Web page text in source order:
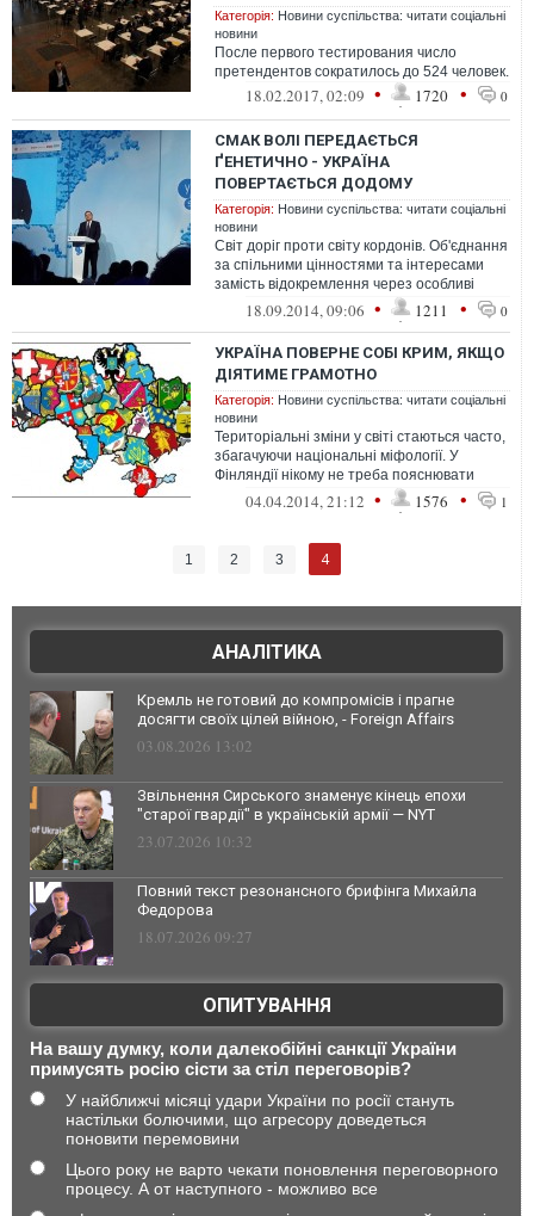
Категорія: Новини суспільства: читати соціальні
новини
После первого тестирования число
претендентов сократилось до 524 человек.
18.02.2017, 02:09 • 1720 • 0
СМАК ВОЛІ ПЕРЕДАЄТЬСЯ
ҐЕНЕТИЧНО - УКРАЇНА
ПОВЕРТАЄТЬСЯ ДОДОМУ
Категорія: Новини суспільства: читати соціальні
новини
Світ доріг проти світу кордонів. Об'єднання
за спільними цінностями та інтересами
замість відокремлення через особливі
цінності та інтереси. Нас з вам...
18.09.2014, 09:06 • 1211 • 0
УКРАЇНА ПОВЕРНЕ СОБІ КРИМ, ЯКЩО
ДІЯТИМЕ ГРАМОТНО
Категорія: Новини суспільства: читати соціальні
новини
Територіальні зміни у світі стаються часто,
збагачуючи національні міфології. У
Фінляндії нікому не треба пояснювати
жартівливу рекламу пива «Ка...
04.04.2014, 21:12 • 1576 • 1
1 2 3 4
АНАЛІТИКА
Кремль не готовий до компромісів і прагне
досягти своїх цілей війною, - Foreign Affairs
03.08.2026 13:02
Звільнення Сирського знаменує кінець епохи
"старої гвардії" в українській армії — NYT
23.07.2026 10:32
Повний текст резонансного брифінга Михайла
Федорова
18.07.2026 09:27
ОПИТУВАННЯ
На вашу думку, коли далекобійні санкції України
примусять росію сісти за стіл переговорів?
У найближчі місяці удари України по росії стануть
настільки болючими, що агресору доведеться
поновити перемовини
Цього року не варто чекати поновлення переговорного
процесу. А от наступного - можливо все